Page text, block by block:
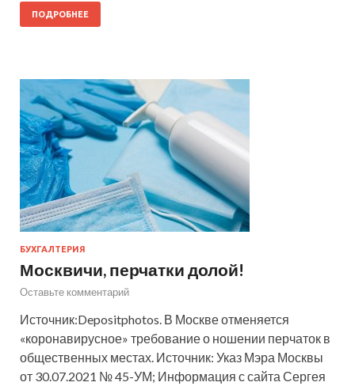
ПОДРОБНЕЕ
БУХГАЛТЕРИЯ
Москвичи, перчатки долой!
Оставьте комментарий
Источник:Depositphotos. В Москве отменяется
«коронавирусное» требование о ношении перчаток в
общественных местах. Источник: Указ Мэра Москвы
от 30.07.2021 № 45-УМ; Информация с сайта Сергея